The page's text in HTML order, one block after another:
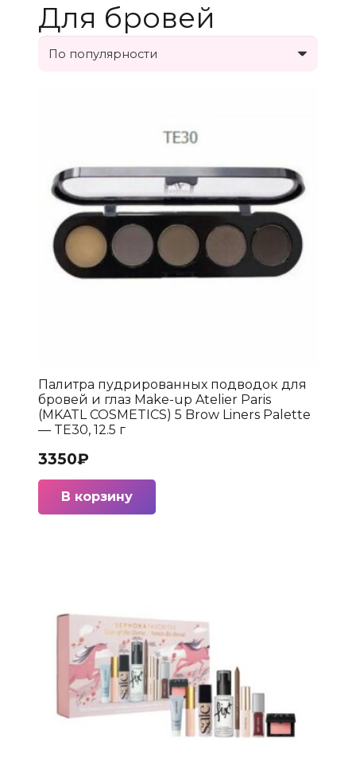
Для бровей
Палитра пудрированных подводок для
бровей и глаз Make-up Atelier Paris
(MKATL COSMETICS) 5 Brow Liners Palette
— TE30, 12.5 г
3350₽
В корзину